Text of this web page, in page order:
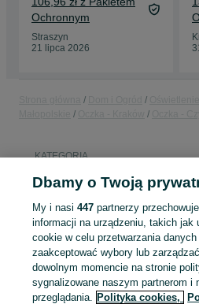
Ochronnym
Straszyn
21 lipca 2026
KATEGORIA
Zaloguj się lub załóż konto na
sprzedającym
Dbamy o Twoją
My i nasi447 partnerzy
informacji na urządzeniu, takich jak
cookie w celu przetwarzania
zaakceptować wybory lub
dowolnym momencie na stronie
sygnalizowane naszym partnerom i
przeglądania. Polityka cookies,